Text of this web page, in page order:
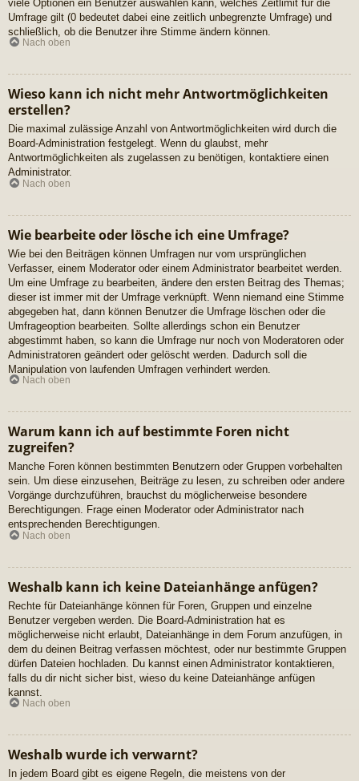
viele Optionen ein Benutzer auswählen kann, welches Zeitlimit für die
Umfrage gilt (0 bedeutet dabei eine zeitlich unbegrenzte Umfrage) und
schließlich, ob die Benutzer ihre Stimme ändern können.
Nach oben
Wieso kann ich nicht mehr Antwortmöglichkeiten
erstellen?
Die maximal zulässige Anzahl von Antwortmöglichkeiten wird durch die
Board-Administration festgelegt. Wenn du glaubst, mehr
Antwortmöglichkeiten als zugelassen zu benötigen, kontaktiere einen
Administrator.
Nach oben
Wie bearbeite oder lösche ich eine Umfrage?
Wie bei den Beiträgen können Umfragen nur vom ursprünglichen
Verfasser, einem Moderator oder einem Administrator bearbeitet werden.
Um eine Umfrage zu bearbeiten, ändere den ersten Beitrag des Themas;
dieser ist immer mit der Umfrage verknüpft. Wenn niemand eine Stimme
abgegeben hat, dann können Benutzer die Umfrage löschen oder die
Umfrageoption bearbeiten. Sollte allerdings schon ein Benutzer
abgestimmt haben, so kann die Umfrage nur noch von Moderatoren oder
Administratoren geändert oder gelöscht werden. Dadurch soll die
Manipulation von laufenden Umfragen verhindert werden.
Nach oben
Warum kann ich auf bestimmte Foren nicht
zugreifen?
Manche Foren können bestimmten Benutzern oder Gruppen vorbehalten
sein. Um diese einzusehen, Beiträge zu lesen, zu schreiben oder andere
Vorgänge durchzuführen, brauchst du möglicherweise besondere
Berechtigungen. Frage einen Moderator oder Administrator nach
entsprechenden Berechtigungen.
Nach oben
Weshalb kann ich keine Dateianhänge anfügen?
Rechte für Dateianhänge können für Foren, Gruppen und einzelne
Benutzer vergeben werden. Die Board-Administration hat es
möglicherweise nicht erlaubt, Dateianhänge in dem Forum anzufügen, in
dem du deinen Beitrag verfassen möchtest, oder nur bestimmte Gruppen
dürfen Dateien hochladen. Du kannst einen Administrator kontaktieren,
falls du dir nicht sicher bist, wieso du keine Dateianhänge anfügen
kannst.
Nach oben
Weshalb wurde ich verwarnt?
In jedem Board gibt es eigene Regeln, die meistens von der